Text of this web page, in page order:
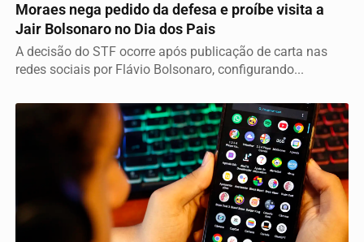
Moraes nega pedido da defesa e proíbe visita a
Jair Bolsonaro no Dia dos Pais
A decisão do STF ocorre após publicação de carta nas
redes sociais por Flávio Bolsonaro, configurando...